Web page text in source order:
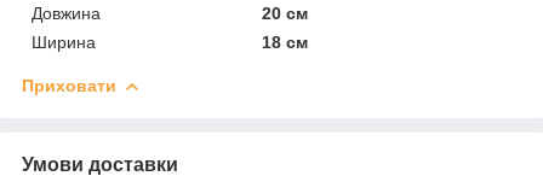
Довжина
20 см
Ширина
18 см
Приховати
Умови доставки